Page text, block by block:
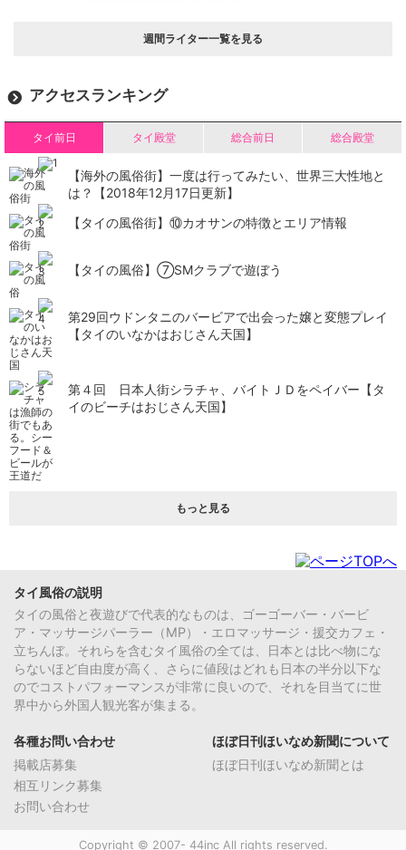
週間ライター一覧を見る
アクセスランキング
タイ前日 タイ殿堂 総合前日 総合殿堂
【海外の風俗街】一度は行ってみたい、世界三大性地と
は？【2018年12月17日更新】
【タイの風俗街】​⑩カオサンの特徴とエリア情報
【タイの風俗】​⑦SMクラブで遊ぼう
第29回ウドンタニのバービアで出会った嬢と変態プレイ
【タイのいなかはおじさん天国】
第４回 日本人街シラチャ、バイトＪＤをペイバー【タ
イのビーチはおじさん天国】
もっと見る
タイ風俗の説明
タイの風俗と夜遊びで代表的なものは、ゴーゴーバー・バービ
ア・マッサージパーラー（MP）・エロマッサージ・援交カフェ・
立ちんぼ。それらを含むタイ風俗の全ては、日本とは比べ物にな
らないほど自由度が高く、さらに値段はどれも日本の半分以下な
のでコストパフォーマンスが非常に良いので、それを目当てに世
界中から外国人観光客が集まる。
各種お問い合わせ
掲載店募集
相互リンク募集
お問い合わせ
ほぼ日刊ほいなめ新聞について
ほぼ日刊ほいなめ新聞とは
Copyright © 2007- 44inc All rights reserved.